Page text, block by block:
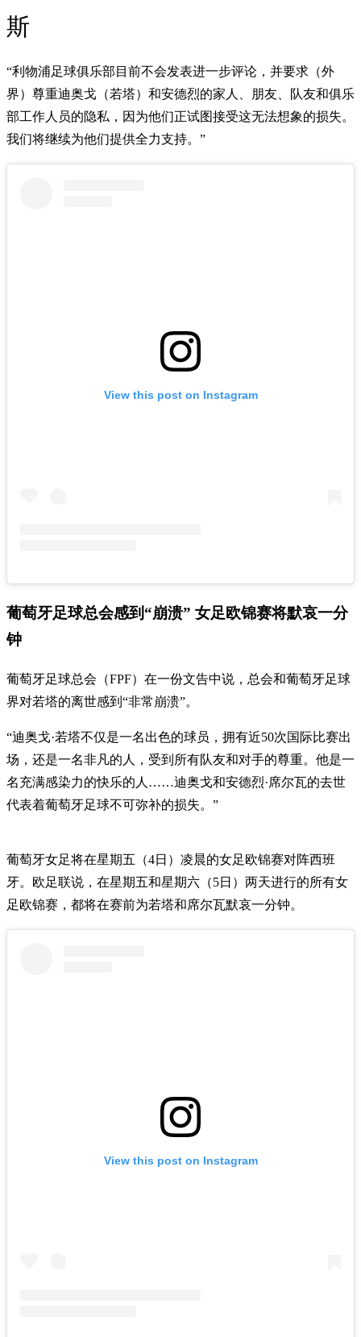
斯
“利物浦足球俱乐部目前不会发表进一步评论，并要求（外
界）尊重迪奥戈（若塔）和安德烈的家人、朋友、队友和俱乐
部工作人员的隐私，因为他们正试图接受这无法想象的损失。
我们将继续为他们提供全力支持。”
View this post on Instagram
葡萄牙足球总会感到“崩溃” 女足欧锦赛将默哀一分
钟
葡萄牙足球总会（FPF）在一份文告中说，总会和葡萄牙足球
界对若塔的离世感到“非常崩溃”。
“迪奥戈·若塔不仅是一名出色的球员，拥有近50次国际比赛出
场，还是一名非凡的人，受到所有队友和对手的尊重。他是一
名充满感染力的快乐的人……迪奥戈和安德烈·席尔瓦的去世
代表着葡萄牙足球不可弥补的损失。”
葡萄牙女足将在星期五（4日）凌晨的女足欧锦赛对阵西班
牙。欧足联说，在星期五和星期六（5日）两天进行的所有女
足欧锦赛，都将在赛前为若塔和席尔瓦默哀一分钟。
View this post on Instagram